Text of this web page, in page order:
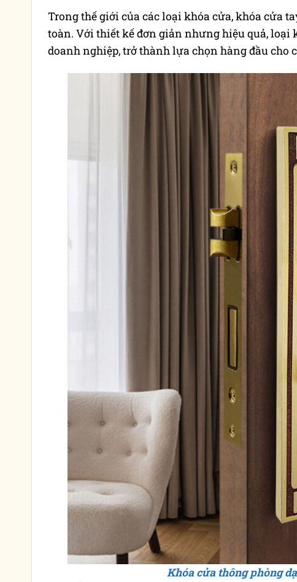
Trong thế giới của các loại khóa cửa, khóa cửa
toàn. Với thiết kế đơn giản nhưng hiệu quả,
doanh nghiệp, trở thành lựa chọn hàng đầu cho
Khóa cửa thông phòng